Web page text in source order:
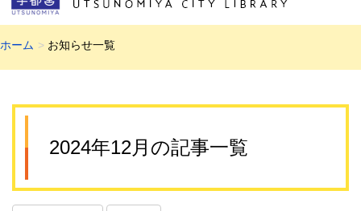
ホーム お知らせ一覧
2024年12月の記事一覧